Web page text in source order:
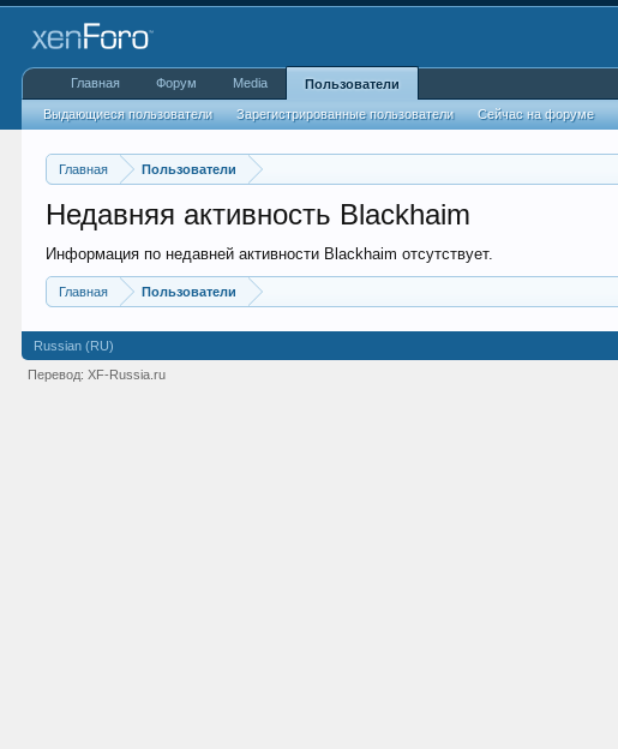
Главная Пользователи
Недавняя активность Blackhaim
Информация по недавней активности Blackhaim отсутствует.
Главная Пользователи
Главная Форум Media Пользователи
Выдающиеся пользователи Зарегистрированные пользователи Сейчас на форуме
Russian (RU)
Перевод:XF-Russia.ru